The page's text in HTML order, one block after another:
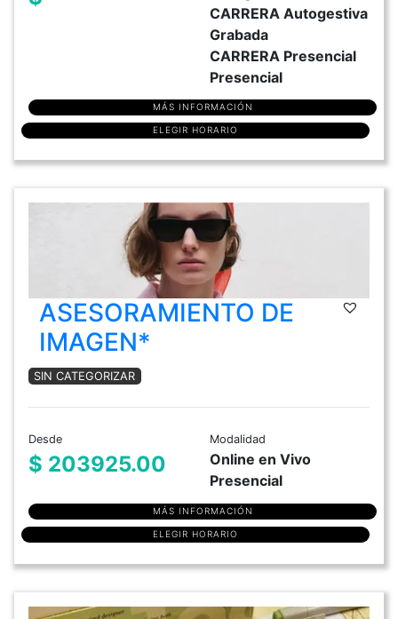
CARRERA Autogestiva
Grabada
CARRERA Presencial
Presencial
MÁS INFORMACIÓN
ELEGIR HORARIO
ASESORAMIENTO DE
IMAGEN*
SIN CATEGORIZAR
Desde
$ 203925.00
Modalidad
Online en Vivo
Presencial
MÁS INFORMACIÓN
ELEGIR HORARIO